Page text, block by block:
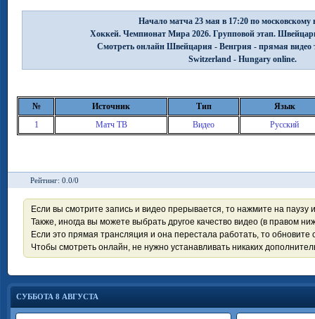
Начало матча 23 мая в 17:20 по московскому
Хоккей. Чемпионат Мира 2026. Групповой этап.
Смотреть онлайн Швейцария - Венгрия - прямая видео
Switzerland - Hungary online.
№ Источник Тип
Язык
1
Матч ТВ Видео Русский
Рейтинг: 0.0/0
Если вы смотрите запись и видео прерывается, то нажмите на паузу
Также, иногда вы можете выбрать другое качество видео (в правом
Если это прямая трансляция и она перестала работать, то обновите
Чтобы смотреть онлайн, не нужно устанавливать никаких
СУББОТА 8 АВГУСТА